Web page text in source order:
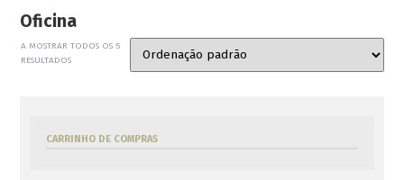
Oficina
A MOSTRAR TODOS OS 5
RESULTADOS
€ 54.00
CARRINHO DE COMPRAS